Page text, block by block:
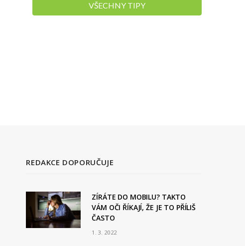
VŠECHNY TIPY
REDAKCE DOPORUČUJE
ZÍRÁTE DO MOBILU? TAKTO
VÁM OČI ŘÍKAJÍ, ŽE JE TO PŘÍLIŠ
ČASTO
1. 3. 2022